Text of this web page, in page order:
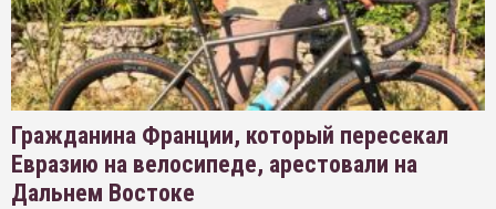
Гражданина Франции, который пересекал
Евразию на велосипеде, арестовали на
Дальнем Востоке